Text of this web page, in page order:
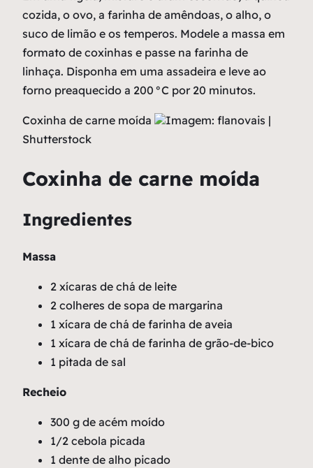
cozida, o ovo, a farinha de amêndoas, o alho, o
suco de limão e os temperos. Modele a massa em
formato de coxinhas e passe na farinha de
linhaça. Disponha em uma assadeira e leve ao
forno preaquecido a 200 °C por 20 minutos.
Coxinha de carne moída
Imagem: flanovais |
Shutterstock
Coxinha de carne moída
Ingredientes
Massa
2 xícaras de chá de leite
2 colheres de sopa de margarina
1 xícara de chá de farinha de aveia
1 xícara de chá de farinha de grão-de-bico
1 pitada de sal
Recheio
300 g de acém moído
1/2 cebola picada
1 dente de alho picado